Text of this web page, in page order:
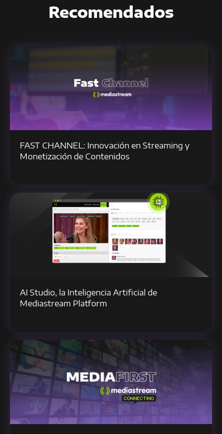
Recomendados
FAST CHANNEL: Innovación en Streaming y
Monetización de Contenidos
AI Studio, la Inteligencia Artificial de
Mediastream Platform